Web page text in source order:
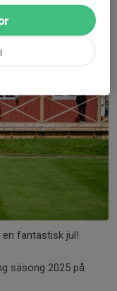
fantastisk jul!
säsong 2025 på